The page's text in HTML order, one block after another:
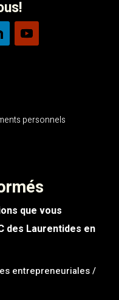
personnels
que vous
des Laurentides en
entrepreneuriales /